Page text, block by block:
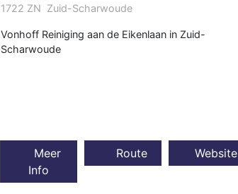
1722 ZN Zuid-Scharwoude
Vonhoff Reiniging aan de Eikenlaan in Zuid-
Scharwoude
Meer
Info
Route Website